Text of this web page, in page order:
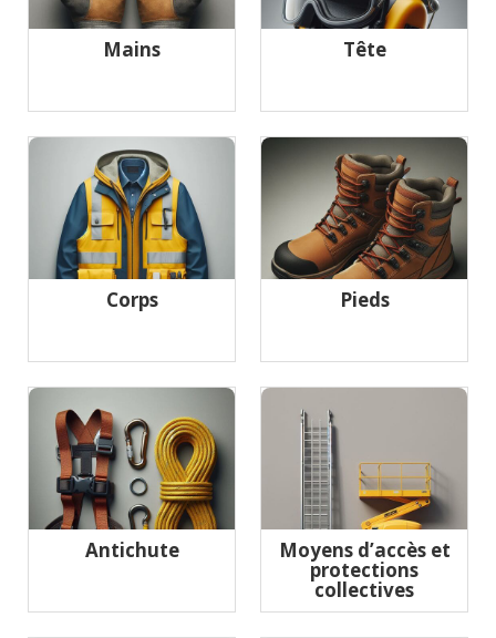
Mains Tête
Corps Pieds
Antichute Moyens d’accès et
protections
collectives